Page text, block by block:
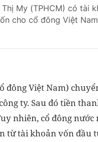
My (TPHCM) có tài
cho cổ đông Việt
đông Việt Nam)
ty. Sau đó tiền
nhiên, cổ đông
từ tài khoản vốn đầu